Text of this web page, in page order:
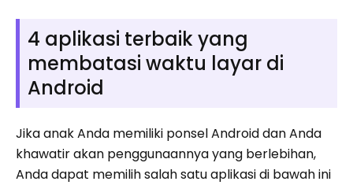
4 aplikasi terbaik yang
membatasi waktu layar di
Android
Jika anak Anda memiliki ponsel Android dan Anda
khawatir akan penggunaannya yang berlebihan,
Anda dapat memilih salah satu aplikasi di bawah ini